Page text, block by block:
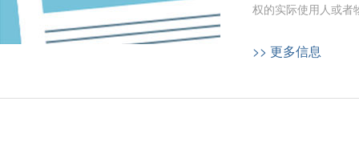
权的实际使用人或
>> 更多信息